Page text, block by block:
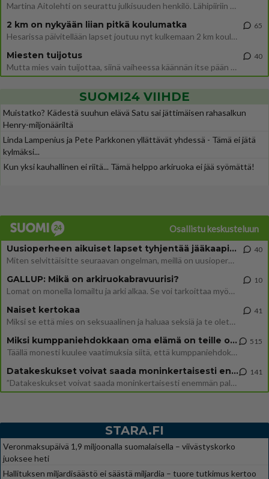
Martina Aitolehti on seurattu julkisuuden henkilö. Lähipiiriin mahtuu muitakin tunnettuja henkilöitä. Tiesitkö, että Ma
2 km on nykyään liian pitkä koulumatka
Hesarissa päivitellään lapset joutuu nyt kulkemaan 2 km kouluun jösses. Ruostefillarilla tuo matka menee vaikka miten äk
65
Miesten tuijotus
Mutta mies vain tuijottaa, siinä vaiheessa käännän itse pään pois. Mikä juttu? Yleensä jos joku tuijottaa tai katsoo, hä
40
SUOMI24 VIIHDE
Muistatko? Kädestä suuhun elävä Satu sai jättimäisen rahasalkun
Henry-miljonääriltä
Linda Lampenius ja Pete Parkkonen yllättävät yhdessä - Tämä ei jätä
kylmäksi...
Kun yksi kauhallinen ei riitä... Tämä helppo arkiruoka ei jää syömättä!
Osallistu keskusteluun
Uusioperheen aikuiset lapset tyhjentää jääkaapin käydessään
Miten selvittäisitte seuraavan ongelman, meillä on uusioperhe, minulla teini-ikäiset lapset ja puolisolla aikuiset, jotk
40
GALLUP: Mikä on arkiruokabravuurisi?
Lomat on monella lomailtu ja arki alkaa. Se voi tarkoittaa myös sitä, että grillailut on grillattu ja palataan arjen ruo
10
Naiset kertokaa
Miksi se että mies on seksuaalinen ja haluaa seksiä ja te olette hänen mielestänne haluttava on vastenmielistä? Mikä sii
41
Miksi kumppaniehdokkaan oma elämä on teille ongelma?
Täällä monesti kuulee vaatimuksia siitä, että kumppaniehdokkaalla ei saisi olla lemmikkejä, lapsia, kavereita, eksiä, su
515
Datakeskukset voivat saada moninkertaisesti enemmän palautuksia kuin mitä ne maksavat veroja
”Datakeskukset voivat saada moninkertaisesti enemmän palautuksia kuin mitä ne maksavat veroja”, sanoo professori Jussi K
141
STARA.FI
Veronmaksupäivä 1,9 miljoonalla suomalaisella – viivästyskorko
juoksee heti
Hallituksen miljardisäästö ei säästä miljardia – tuore tutkimus kertoo